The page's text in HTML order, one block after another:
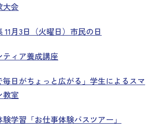
大会
11月3日（火曜日）市民の日
ティア養成講座
毎日がちょっと広がる」学生によるスマ
教室
学習「お仕事体験バスツアー」